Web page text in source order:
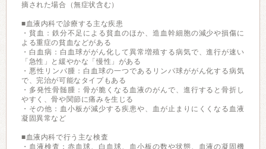
摘された場合（無症状含む）
■血液内科で診療する主な疾患
・貧血：鉄分不足による貧血のほか、造血幹細胞の減少や損傷に
よる重症の貧血などがある
・白血病：白血球ががん化して異常増殖する病気で、進行が速い
「急性」と緩やかな「慢性」がある
・悪性リンパ腫：白血球の一つであるリンパ球ががん化する病気
で、完治が可能なタイプもある
・多発性骨髄腫：骨が脆くなる血液のがんで、進行すると骨折し
やすく、骨や関節に痛みを生じる
・その他：血小板が減少する疾患や、血が止まりにくくなる血液
凝固異常など
■血液内科で行う主な検査
・血液検査：赤血球、白血球、血小板の数や状態、血液の凝固機